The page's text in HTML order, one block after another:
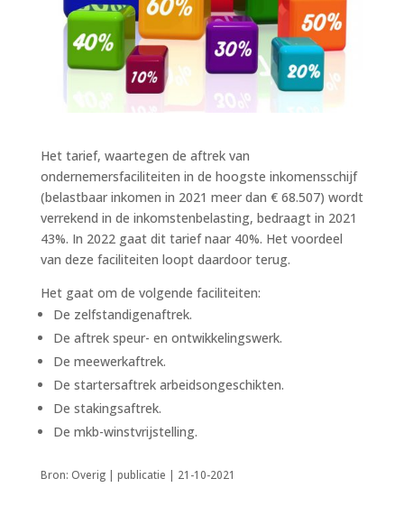
Het tarief, waartegen de aftrek van
ondernemersfaciliteiten in de hoogste inkomensschijf
(belastbaar inkomen in 2021 meer dan € 68.507) wordt
verrekend in de inkomstenbelasting, bedraagt in 2021
43%. In 2022 gaat dit tarief naar 40%. Het voordeel
van deze faciliteiten loopt daardoor terug.
Het gaat om de volgende faciliteiten:
De zelfstandigenaftrek.
De aftrek speur- en ontwikkelingswerk.
De meewerkaftrek.
De startersaftrek arbeidsongeschikten.
De stakingsaftrek.
De mkb-winstvrijstelling.
Bron: Overig | publicatie | 21-10-2021